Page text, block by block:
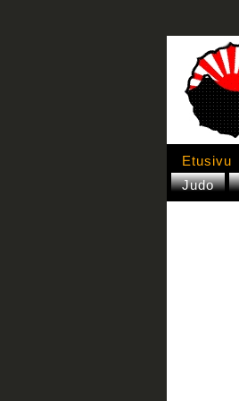
Etusivu
Judo